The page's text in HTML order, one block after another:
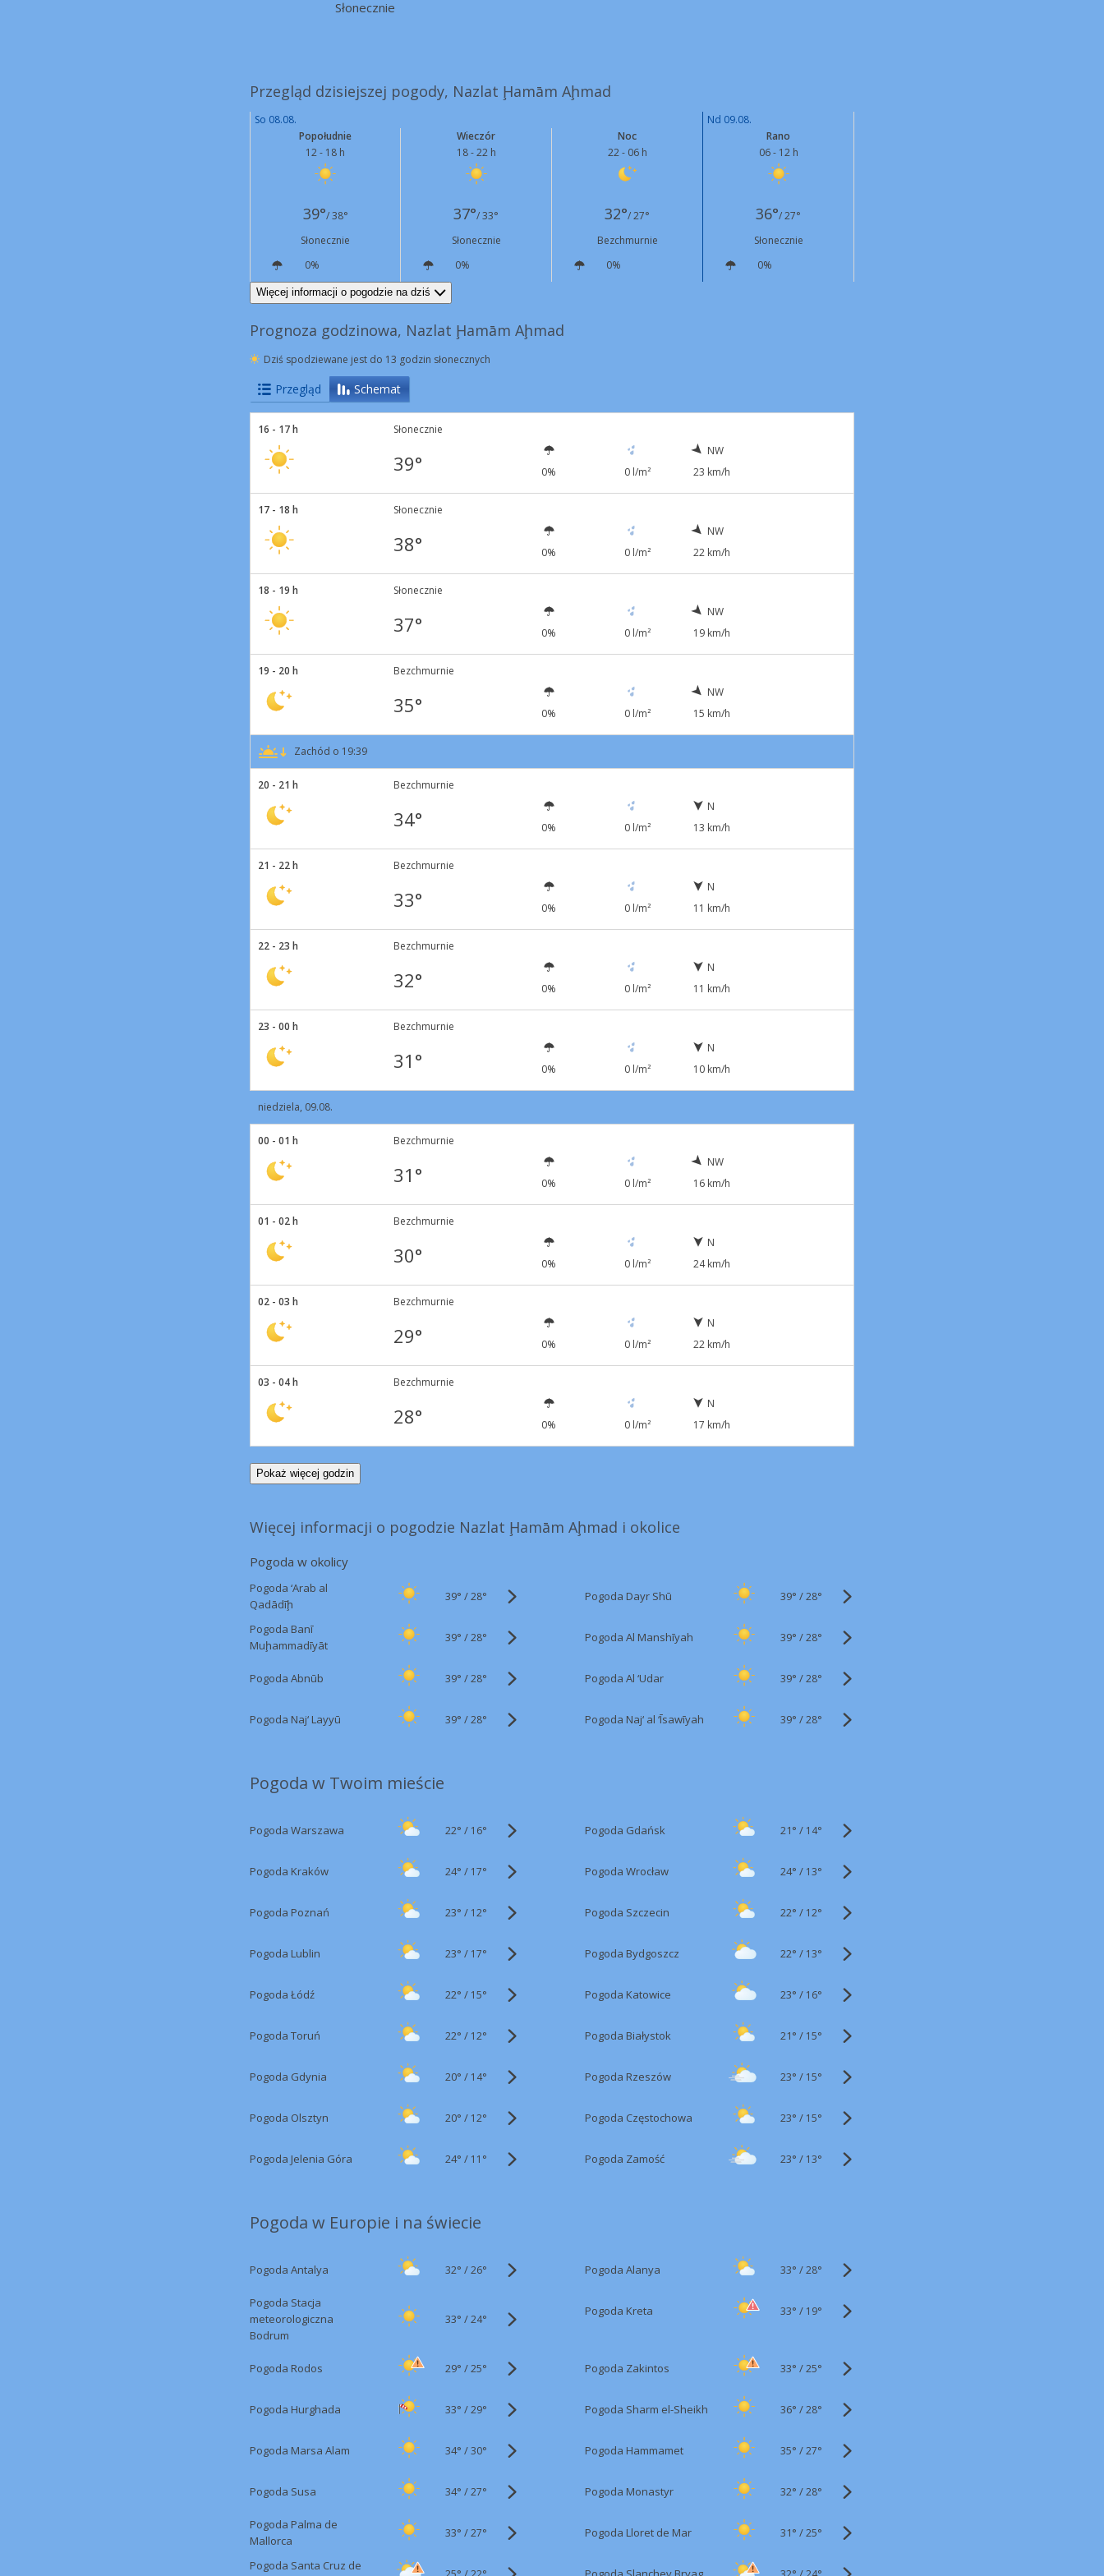
Słonecznie
Przegląd dzisiejszej pogody, Nazlat Ḩamām Aḩmad
So 08.08.
Nd 09.08.
Popołudnie
12 - 18 h
Wieczór
18 - 22 h
Noc
22 - 06 h
Rano
06 - 12 h
39°/ 38° 37°/ 33° 32°/ 27° 36°/ 27°
Słonecznie
Słonecznie Bezchmurnie
Słonecznie
0%
0% 0%
0%
NW
21 km/h
Więcej informacji o pogodzie na dziś
Prognoza godzinowa, Nazlat Ḩamām Aḩmad
Dziś spodziewane jest do 13 godzin słonecznych
Przegląd Schemat
16 - 17 h Słonecznie
39° 0% 0 l/m²
NW
23 km/h
17 - 18 h Słonecznie
38° 0% 0 l/m²
NW
22 km/h
18 - 19 h Słonecznie
37° 0% 0 l/m²
NW
19 km/h
19 - 20 h Bezchmurnie
35° 0% 0 l/m²
NW
15 km/h
Zachód o 19:39
20 - 21 h Bezchmurnie
34° 0% 0 l/m²
N
13 km/h
21 - 22 h Bezchmurnie
33° 0% 0 l/m²
N
11 km/h
22 - 23 h Bezchmurnie
32° 0% 0 l/m²
N
11 km/h
23 - 00 h Bezchmurnie
31° 0% 0 l/m²
N
10 km/h
niedziela, 09.08.
00 - 01 h Bezchmurnie
31° 0% 0 l/m²
NW
16 km/h
01 - 02 h Bezchmurnie
30° 0% 0 l/m²
N
24 km/h
02 - 03 h Bezchmurnie
29° 0% 0 l/m²
N
22 km/h
03 - 04 h Bezchmurnie
28° 0% 0 l/m²
N
17 km/h
Pokaż więcej godzin
Więcej informacji o pogodzie Nazlat Ḩamām Aḩmad i okolice
Pogoda w okolicy
Pogoda ‘Arab al
Qadādīḩ
39° /28° Pogoda Dayr Shū 39° /28°
Pogoda Banī
Muḩammadīyāt
39° /28° Pogoda Al Manshīyah 39° /28°
Pogoda Abnūb 39° /28° Pogoda Al ‘Udar 39° /28°
Pogoda Naj‘ Layyū 39° /28° Pogoda Naj‘ al ‘Īsawīyah 39° /28°
Pogoda w Twoim mieście
Pogoda Warszawa 22° / 16° Pogoda Gdańsk 21° / 14°
Pogoda Kraków 24° / 17° Pogoda Wrocław 24° / 13°
Pogoda Poznań 23° / 12° Pogoda Szczecin 22° / 12°
Pogoda Lublin 23° / 17° Pogoda Bydgoszcz 22° / 13°
Pogoda Łódź 22° / 15° Pogoda Katowice 23° / 16°
Pogoda Toruń 22° / 12° Pogoda Białystok 21° / 15°
Pogoda Gdynia 20° / 14° Pogoda Rzeszów 23° / 15°
Pogoda Olsztyn 20° / 12° Pogoda Częstochowa 23° / 15°
Pogoda Jelenia Góra 24° / 11° Pogoda Zamość 23° / 13°
Pogoda w Europie i na świecie
Pogoda Antalya 32° /26° Pogoda Alanya 33° /28°
Pogoda Stacja
meteorologiczna
Bodrum
33° /24°
Pogoda Kreta 33° / 19°
Pogoda Rodos 29° /25° Pogoda Zakintos 33° /25°
Pogoda Hurghada 33° /29° Pogoda Sharm el-Sheikh 36° /28°
Pogoda Marsa Alam 34° /30° Pogoda Hammamet 35° /27°
Pogoda Susa 34° /27° Pogoda Monastyr 32° /28°
Pogoda Palma de
Mallorca
33° /27° Pogoda Lloret de Mar 31° /25°
Pogoda Santa Cruz de